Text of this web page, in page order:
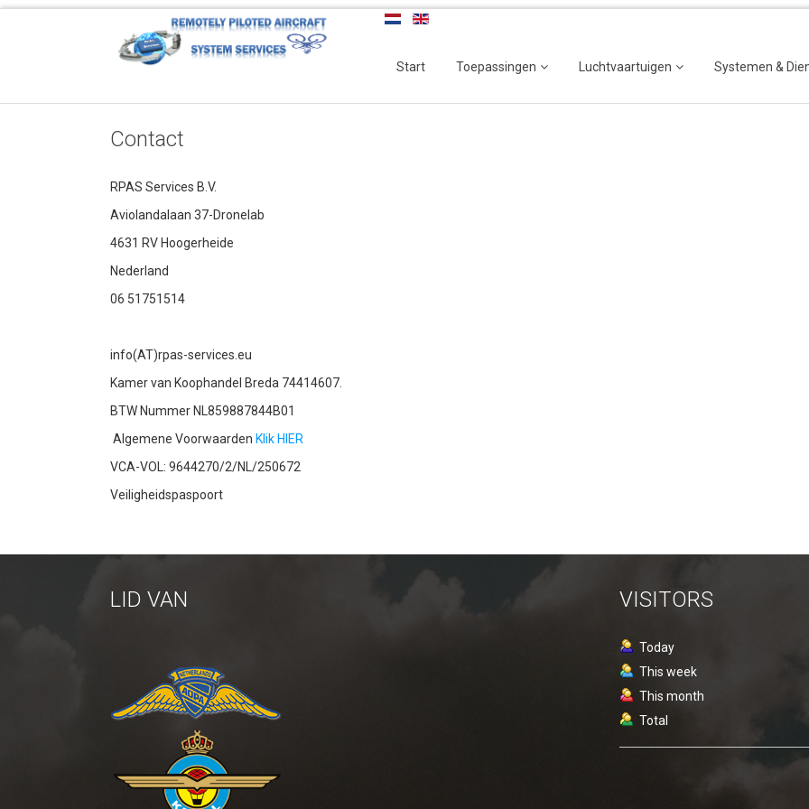
Start Toepassingen Luchtvaartuigen Systemen &
Contact
RPAS Services B.V.
Aviolandalaan 37-Dronelab
4631 RV Hoogerheide
Nederland
06 51751514
info(AT)rpas-services.eu
Kamer van Koophandel Breda 74414607.
BTW Nummer NL859887844B01
Algemene Voorwaarden Klik HIER
VCA-VOL: 9644270/2/NL/250672
Veiligheidspaspoort
LID VAN VISITORS
Today
This week
This month
Total